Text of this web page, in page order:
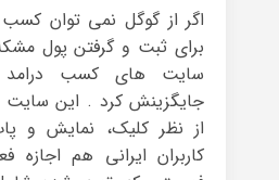
اگر از گوگل نمی توان
برای ثبت و گرفتن پول
سایت های کسب درامد
جایگزینش کرد . این
از نظر کلیک، نمایش و
کاربران ایرانی هم